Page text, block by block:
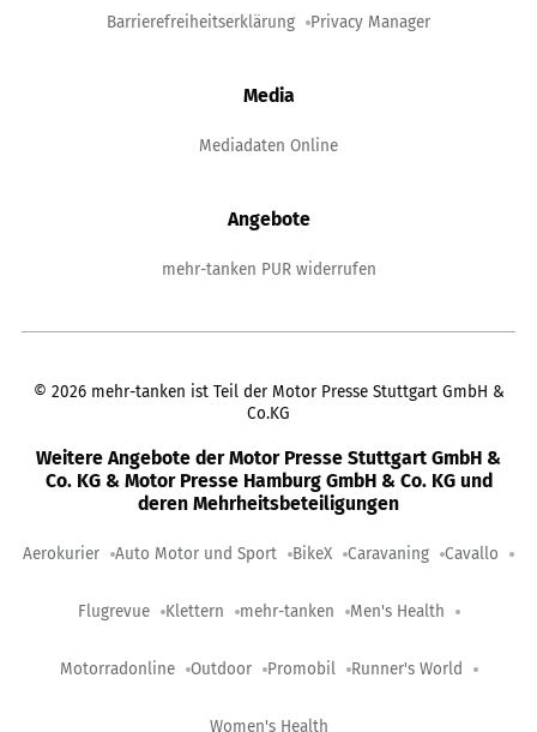
Barrierefreiheitserklärung Privacy Manager
Media
Mediadaten Online
Angebote
mehr-tanken PUR widerrufen
© 2026 mehr-tanken ist Teil der Motor Presse Stuttgart GmbH &
Co.KG
Weitere Angebote der Motor Presse Stuttgart GmbH &
Co. KG & Motor Presse Hamburg GmbH & Co. KG und
deren Mehrheitsbeteiligungen
Aerokurier Auto Motor und Sport BikeX Caravaning Cavallo
Flugrevue Klettern mehr-tanken Men's Health
Motorradonline Outdoor Promobil Runner's World
Women's Health